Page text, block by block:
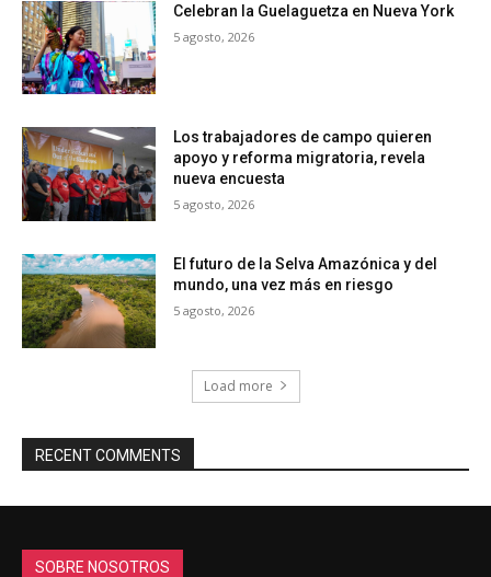
Celebran la Guelaguetza en Nueva York
5 agosto, 2026
Los trabajadores de campo quieren
apoyo y reforma migratoria, revela
nueva encuesta
5 agosto, 2026
El futuro de la Selva Amazónica y del
mundo, una vez más en riesgo
5 agosto, 2026
Load more
RECENT COMMENTS
SOBRE NOSOTROS